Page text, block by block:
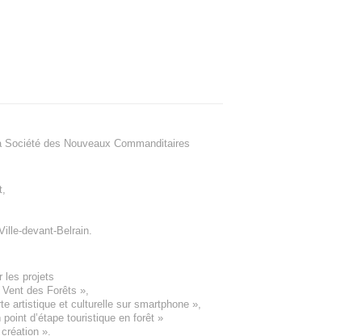
Société des Nouveaux Commanditaires
,
devant-Belrain.
les projets
des Forêts »,
artistique et culturelle sur smartphone »,
point d’étape touristique en forêt »
création ».